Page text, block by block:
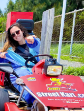
Pris
FAQ
Tokyo Akihabara#1